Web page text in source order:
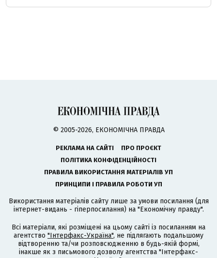
© 2005-2026, ЕКОНОМІЧНА ПРАВДА
РЕКЛАМА НА САЙТІ
ПРО ПРОЄКТ
ПОЛІТИКА КОНФІДЕНЦІЙНОСТІ
ПРАВИЛА ВИКОРИСТАННЯ МАТЕРІАЛІВ УП
ПРИНЦИПИ І ПРАВИЛА РОБОТИ УП
Використання матеріалів сайту лише за умови посилання (для
інтернет-видань - гіперпосилання) на "Економічну правду".
Всі матеріали, які розміщені на цьому сайті із посиланням на
агентство "Інтерфакс-Україна", не підлягають подальшому
відтворенню та/чи розповсюдженню в будь-якій формі,
інакше як з письмового дозволу агентства "Інтерфакс-